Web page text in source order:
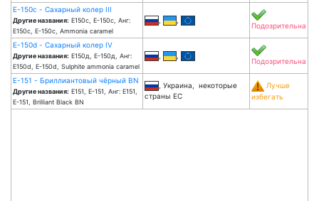
Е-150c - Сахарный колер III
Другие названия: Е150с, Е-150с, Анг:
E150c, E-150c, Ammonia caramel
Подозрительна
Е-150d - Сахарный колер IV
Другие названия: Е150д, Е-150д, Анг:
E150d, E-150d, Sulphite ammonia caramel
Подозрительна
Е-151 - Бриллиантовый чёрный BN
Другие названия: Е151, Е-151, Анг: E151,
E-151, Brilliant Black BN
, Украина, некоторые
страны ЕС
Лучше
избегать